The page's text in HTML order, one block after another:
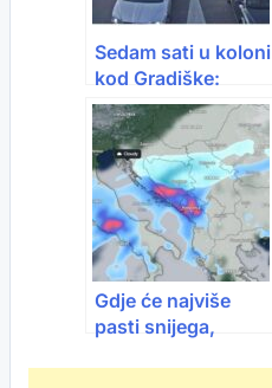
Sedam sati u koloni
kod Gradiške:
Putnici traže hitne
promjene
Gdje će najviše
pasti snijega,